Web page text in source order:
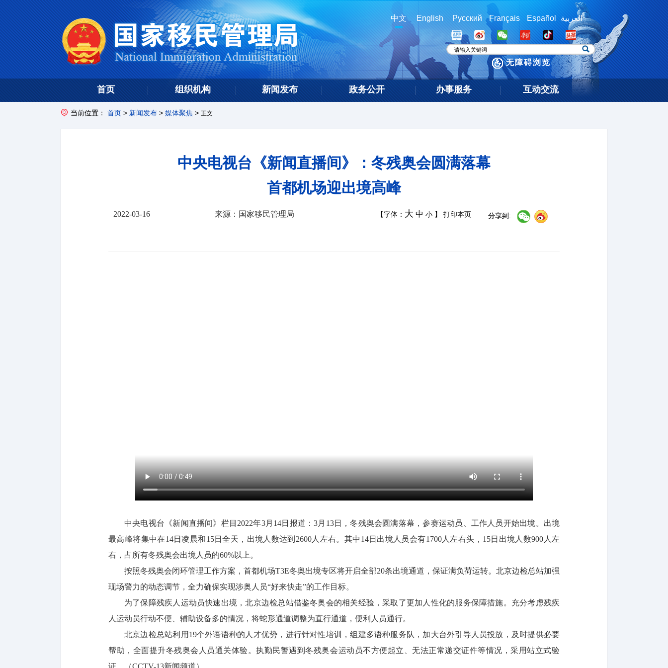
中文 English Русский Français Español العربية
无障碍浏览
首页 组织机构 新闻发布 政务公开 办事服务 互动交流
当前位置： 首页 > 新闻发布 > 媒体聚焦 > 正文
中央电视台《新闻直播间》：冬残奥会圆满落幕
首都机场迎出境高峰
2022-03-16 来源：国家移民管理局 【字体： 大 中 小 】 打印本页 分享到:
中央电视台《新闻直播间》栏目2022年3月14日报道：3月13日，冬残奥会圆满落幕，参赛运动员、工作人员开始出境。出境
最高峰将集中在14日凌晨和15日全天，出境人数达到2600人左右。其中14日出境人员会有1700人左右头，15日出境人数900人左
右，占所有冬残奥会出境人员的60%以上。
按照冬残奥会闭环管理工作方案，首都机场T3E冬奥出境专区将开启全部20条出境通道，保证满负荷运转。北京边检总站加强
现场警力的动态调节，全力确保实现涉奥人员“好来快走”的工作目标。
为了保障残疾人运动员快速出境，北京边检总站借鉴冬奥会的相关经验，采取了更加人性化的服务保障措施。充分考虑残疾
人运动员行动不便、辅助设备多的情况，将蛇形通道调整为直行通道，便利人员通行。
北京边检总站利用19个外语语种的人才优势，进行针对性培训，组建多语种服务队，加大台外引导人员投放，及时提供必要
帮助，全面提升冬残奥会人员通关体验。执勤民警遇到冬残奥会运动员不方便起立、无法正常递交证件等情况，采用站立式验
证。（CCTV-13新闻频道）